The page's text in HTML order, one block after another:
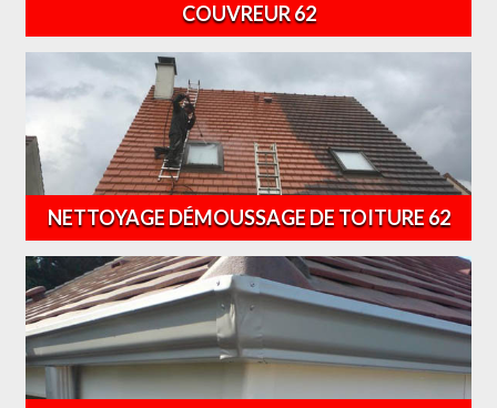
COUVREUR 62
NETTOYAGE DÉMOUSSAGE DE TOITURE 62